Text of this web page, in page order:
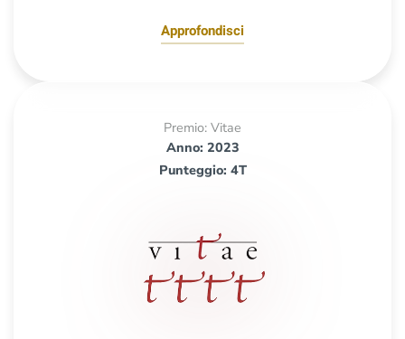
Approfondisci
Premio: Vitae
Anno: 2023
Punteggio: 4T